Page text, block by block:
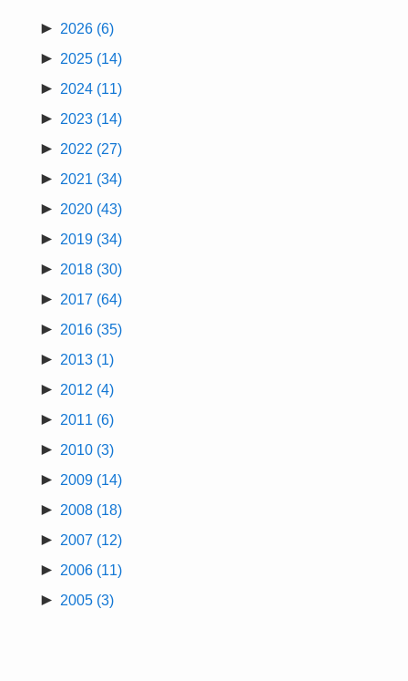
► 2026 (6)
► 2025 (14)
► 2024 (11)
► 2023 (14)
► 2022 (27)
► 2021 (34)
► 2020 (43)
► 2019 (34)
► 2018 (30)
► 2017 (64)
► 2016 (35)
► 2013 (1)
► 2012 (4)
► 2011 (6)
► 2010 (3)
► 2009 (14)
► 2008 (18)
► 2007 (12)
► 2006 (11)
► 2005 (3)